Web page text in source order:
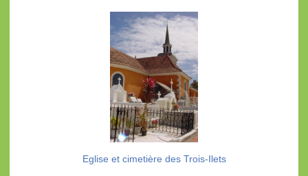
Eglise et cimetière des Trois-Ilets